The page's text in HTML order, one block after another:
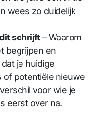
wees zo duidelijk
schrijft – Waarom
begrijpen en
je huidige
of potentiële nieuwe
voor wie je
eerst over na.